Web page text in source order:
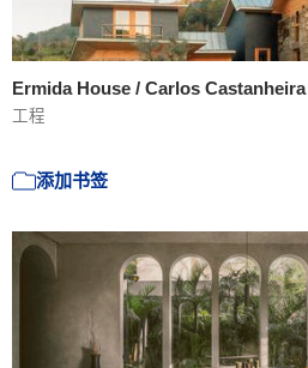
Ermida House / Carlos Castanheira
工程
添加书签